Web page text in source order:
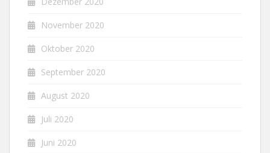
November 2020
Oktober 2020
September 2020
August 2020
Juli 2020
Juni 2020